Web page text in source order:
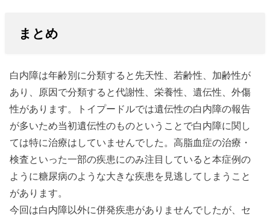
まとめ
白内障は年齢別に分類すると先天性、若齢性、加齢性が
あり、原因で分類すると代謝性、栄養性、遺伝性、外傷
性があります。トイプードルでは遺伝性の白内障の報告
が多いため当初遺伝性のものということで白内障に関し
ては特に治療はしていませんでした。高脂血症の治療・
検査といった一部の疾患にのみ注目していると本症例の
ように糖尿病のような大きな疾患を見逃してしまうこと
があります。
今回は白内障以外に併発疾患がありませんでしたが、セ